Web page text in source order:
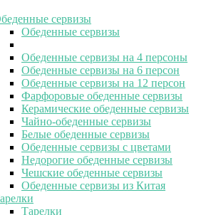
сервизы
Обеденные сервизы
Обеденные сервизы на 4 персоны
Обеденные сервизы на 6 персон
Обеденные сервизы на 12 персон
Фарфоровые обеденные сервизы
Керамические обеденные сервизы
Чайно-обеденные сервизы
Белые обеденные сервизы
Обеденные сервизы с цветами
Недорогие обеденные сервизы
Чешские обеденные сервизы
Обеденные сервизы из Китая
Тарелки